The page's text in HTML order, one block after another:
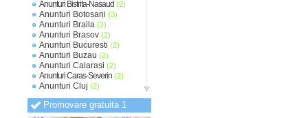
Anunturi Bistrita-Nasaud (2)
Anunturi Botosani (3)
Anunturi Braila (2)
Anunturi Brasov (2)
Anunturi Bucuresti (2)
Anunturi Buzau (2)
Anunturi Calarasi (2)
Anunturi Caras-Severin (2)
Anunturi Cluj (2)
Anunturi Constanta
Anunturi Covasna(2)
Promovare gratuita 1